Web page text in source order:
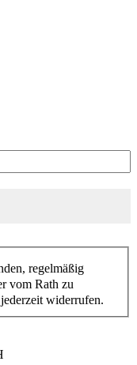
regelmäßig
vom Rath zu
widerrufen.